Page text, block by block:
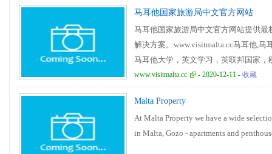
Authority and is listed on the Malta
马耳他国家旅游局中文官方网站
马耳他国家旅游局中文官方网站提供
解决方案。www.visitmalta.cc马耳他,马
马耳他大学，英文学习，英联邦国家
校，最好的语言学校，马耳他美吉斯语
www.visitmalta.cc - 2020-12-11 - 收藏
Malta Property
At Malta Property we have a wide
in Malta, Gozo - apartments and